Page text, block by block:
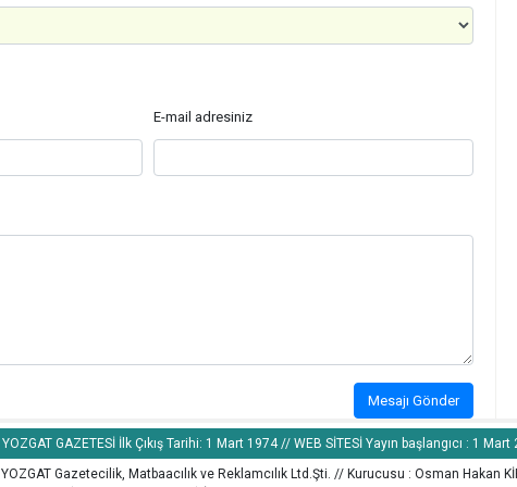
E-mail adresiniz
Mesajı Gönder
YOZGAT GAZETESİ İlk Çıkış Tarihi: 1 Mart 1974 // WEB SİTESİ Yayın başlangıcı : 1 Mart
YOZGAT Gazetecilik, Matbaacılık ve Reklamcılık Ltd.Şti. // Kurucusu : Osman Hakan